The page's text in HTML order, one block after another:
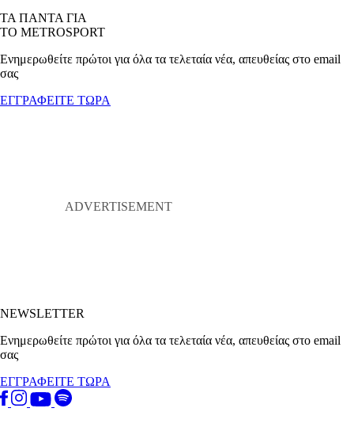
ΤΑ ΠΑΝΤΑ ΓΙΑ
ΤΟ METROSPORT
Ενημερωθείτε πρώτοι για όλα τα τελεταία νέα, απευθείας στο email
σας
ΕΓΓΡΑΦΕΙΤΕ ΤΩΡΑ
NEWSLETTER
Ενημερωθείτε πρώτοι για όλα τα τελεταία νέα, απευθείας στο email
σας
ΕΓΓΡΑΦΕΙΤΕ ΤΩΡΑ